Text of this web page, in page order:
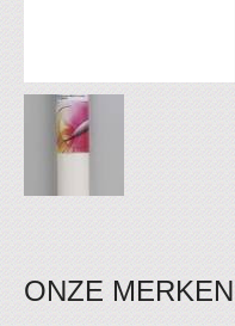
ONZE MERKEN